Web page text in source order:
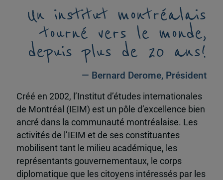
Un institut montréalais
tourné vers le monde,
depuis plus de 20 ans!
— Bernard Derome, Président
Créé en 2002, l’Institut d’études internationales
de Montréal (IEIM) est un pôle d’excellence bien
ancré dans la communauté montréalaise. Les
activités de l’IEIM et de ses constituantes
mobilisent tant le milieu académique, les
représentants gouvernementaux, le corps
diplomatique que les citoyens intéressés par les